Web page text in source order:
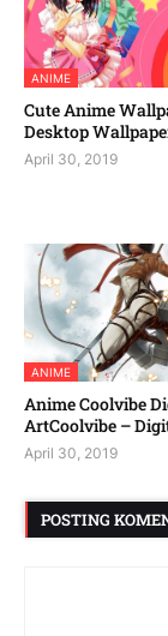
ANIME
Cute Anime
Desktop
April 30, 2019
ANIME
Anime Coolvibe
ArtCoolvibe –
April 30, 2019
POSTING